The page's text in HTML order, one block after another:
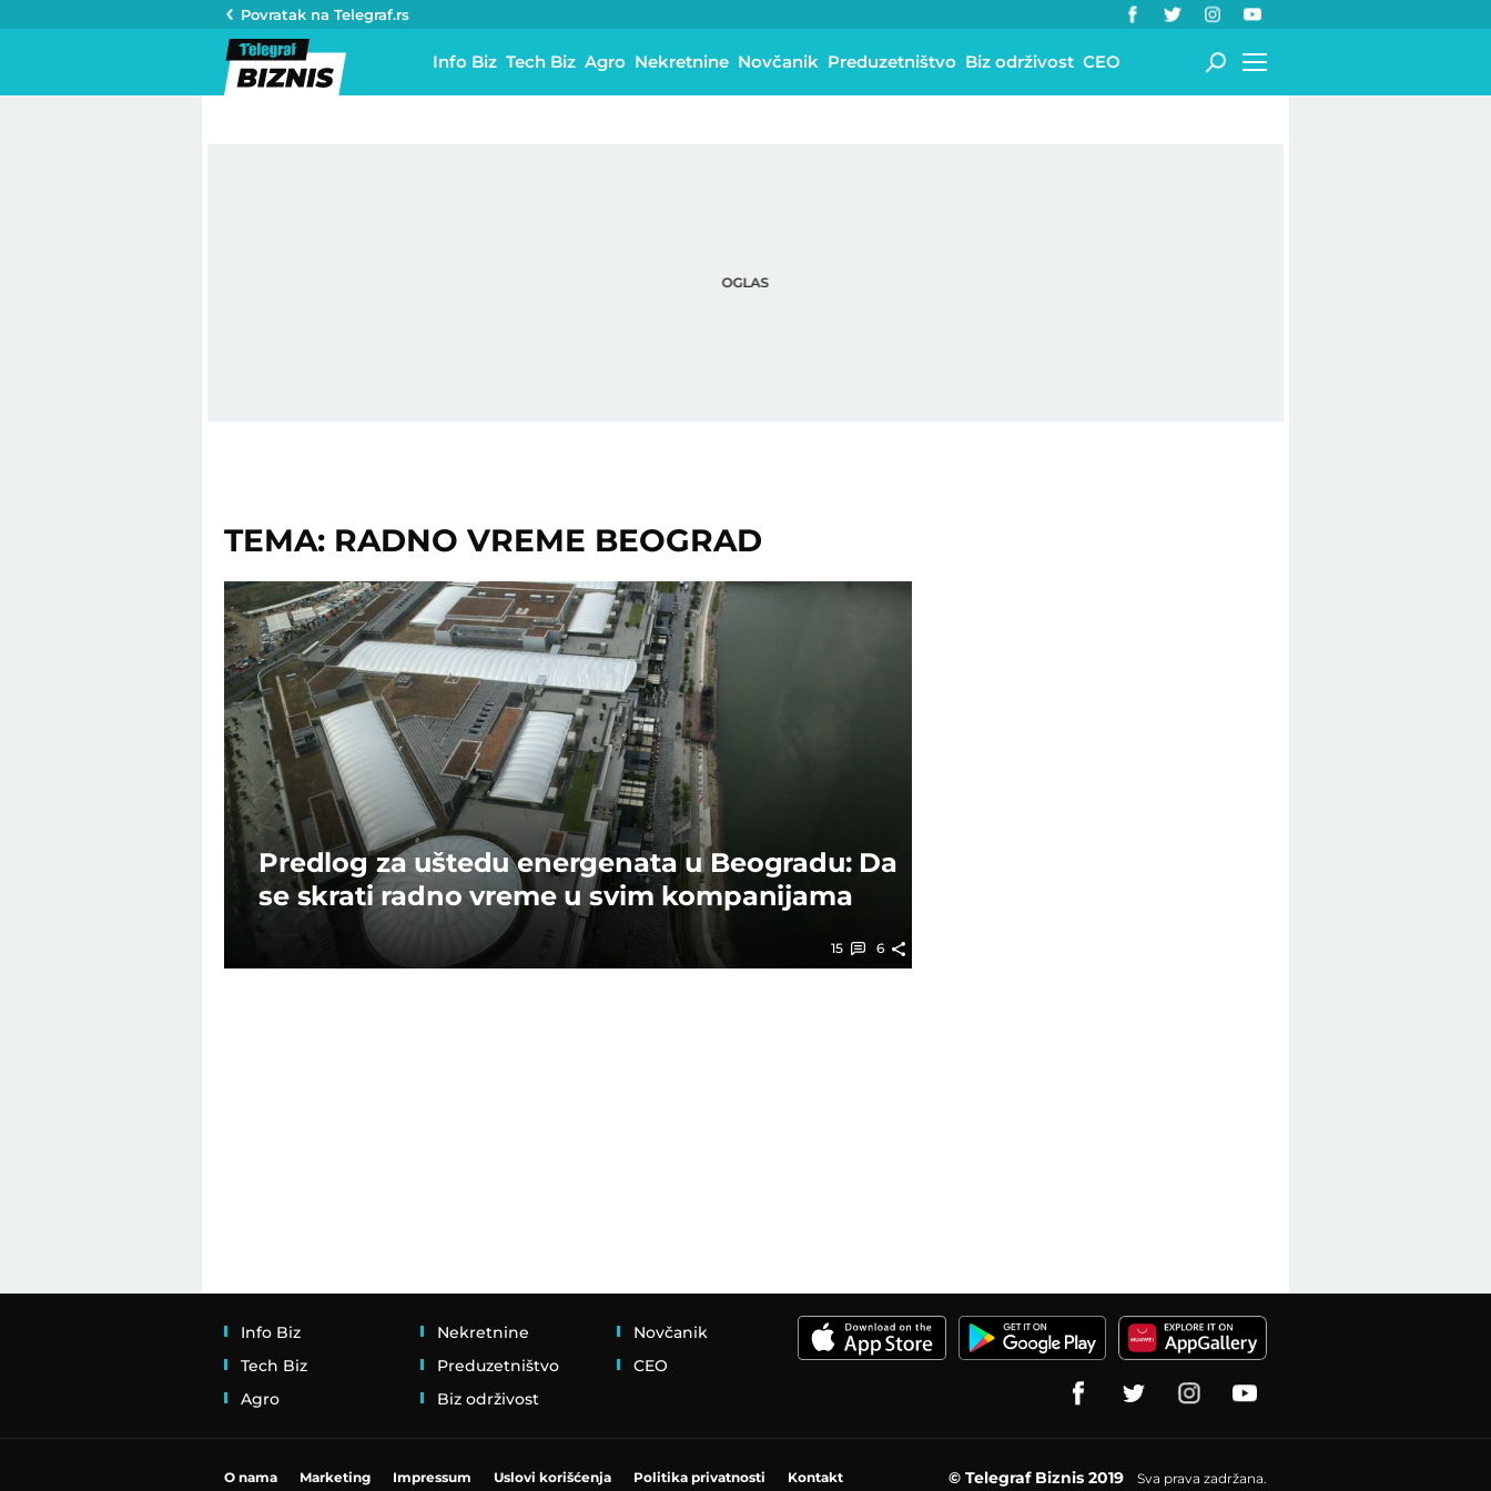
Povratak na Telegraf.rs
Info Biz Tech Biz Agro Nekretnine Novčanik Preduzetništvo Biz održivost CEO
TEMA: RADNO VREME BEOGRAD
Predlog za uštedu energenata u Beogradu: Da
se skrati radno vreme u svim kompanijama
15 6
Info Biz
Tech Biz
Agro
Nekretnine
Preduzetništvo
Biz održivost
Novčanik
CEO
O nama Marketing Impressum Uslovi korišćenja Politika privatnosti Kontakt © Telegraf Biznis 2019 Sva prava zadržana.